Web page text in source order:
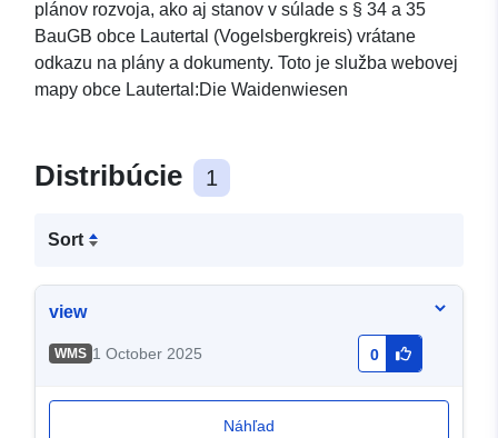
plánov rozvoja, ako aj stanov v súlade s § 34 a 35
BauGB obce Lautertal (Vogelsbergkreis) vrátane
odkazu na plány a dokumenty. Toto je služba webovej
mapy obce Lautertal:Die Waidenwiesen
Distribúcie 1
Sort
view
WMS 1 October 2025 0
Náhľad